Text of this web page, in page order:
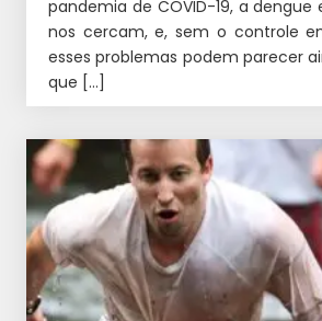
pandemia de COVID-19, a dengue
nos cercam, e, sem o controle
esses problemas podem parecer
que […]